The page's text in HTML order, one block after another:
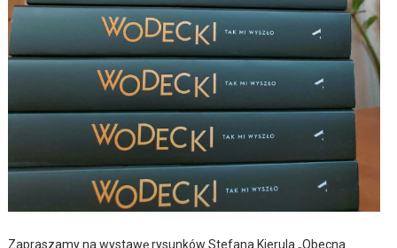
Zapraszamy na wystawę rysunków Stefana Kierula „Obecna